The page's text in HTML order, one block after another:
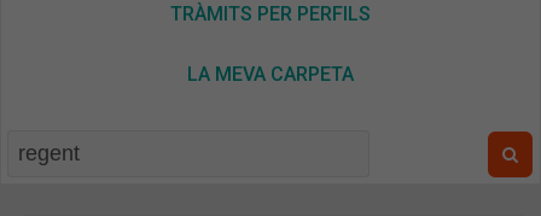
TRÀMITS PER PERFILS
LA MEVA CARPETA